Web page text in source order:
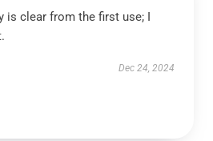
is clear from the first use; I
Dec 24, 2024